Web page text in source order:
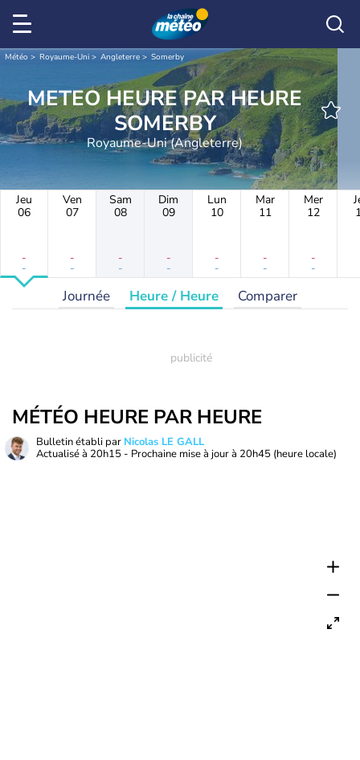
Météo Royaume-Uni Angleterre Somerby
METEO HEURE PAR HEURE
SOMERBY
Royaume-Uni (Angleterre)
Jeu
06
-
-
Ven
07
-
-
Sam
08
-
-
Dim
09
-
-
Lun
10
-
-
Mar
11
-
-
Mer
12
-
-
Journée Heure / Heure Comparer
MÉTÉO HEURE PAR HEURE
Bulletin établi par Nicolas LE GALL
Actualisé à 20h15 - Prochaine mise à jour à 20h45 (heure locale)